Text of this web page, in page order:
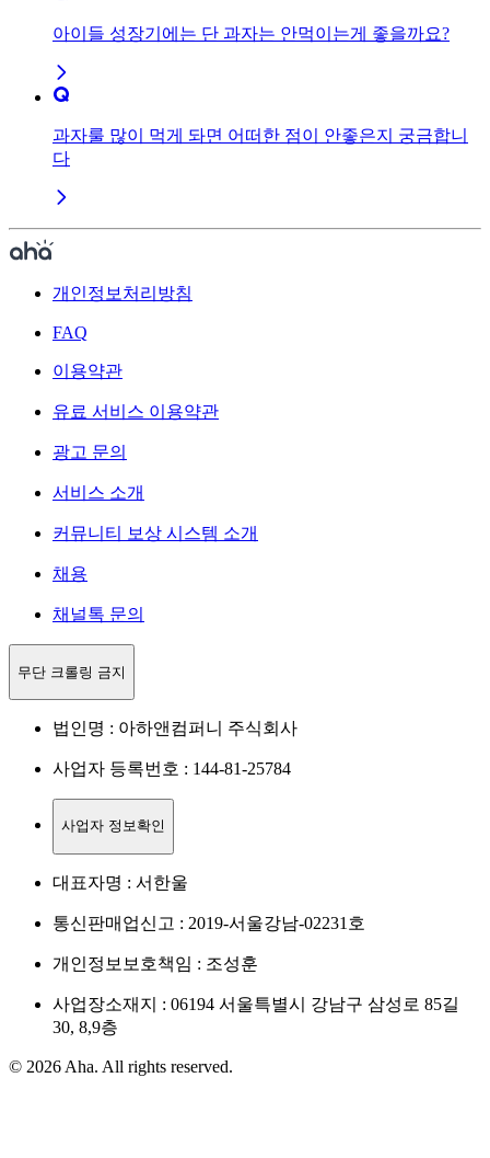
아이들 성장기에는 단 과자는 안먹이는게 좋을까요?
과자룰 많이 먹게 돠면 어떠한 점이 안좋은지 궁금합니
다
개인정보처리방침
FAQ
이용약관
유료 서비스 이용약관
광고 문의
서비스 소개
커뮤니티 보상 시스템 소개
채용
채널톡 문의
무단 크롤링 금지
법인명 : 아하앤컴퍼니 주식회사
사업자 등록번호 : 144-81-25784
사업자 정보확인
대표자명 : 서한울
통신판매업신고 : 2019-서울강남-02231호
개인정보보호책임 : 조성훈
사업장소재지 : 06194 서울특별시 강남구 삼성로 85길
30, 8,9층
© 2026 Aha. All rights reserved.